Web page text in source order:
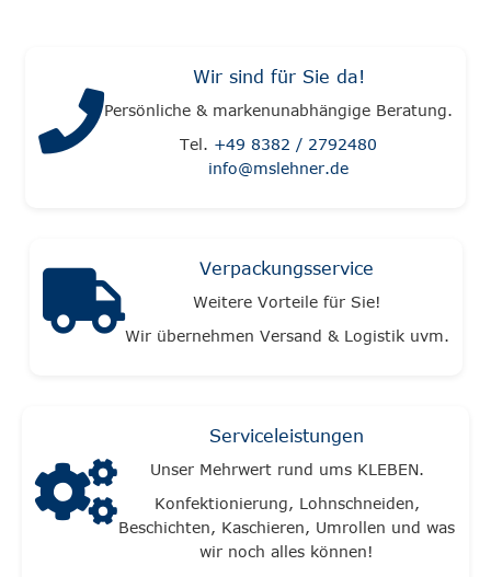
Wir sind für Sie da!
Persönliche & markenunabhängige Beratung.
Tel. +49 8382 / 2792480
info@mslehner.de
Verpackungsservice
Weitere Vorteile für Sie!
Wir übernehmen Versand & Logistik uvm.
Serviceleistungen
Unser Mehrwert rund ums KLEBEN.
Konfektionierung, Lohnschneiden,
Beschichten, Kaschieren, Umrollen und was
wir noch alles können!